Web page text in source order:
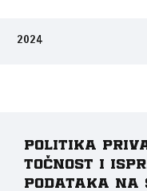
2024
Politika
točnost i
podataka na